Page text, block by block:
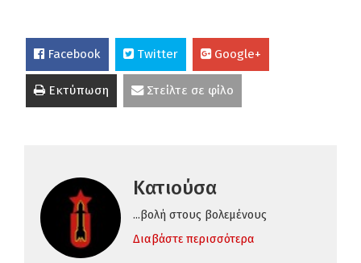
Facebook Twitter Google+
Εκτύπωση Στείλτε σε φίλο
Κατιούσα
...βολή στους βολεμένους
Διαβάστε περισσότερα